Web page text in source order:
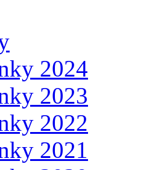
2024
2023
2022
2021